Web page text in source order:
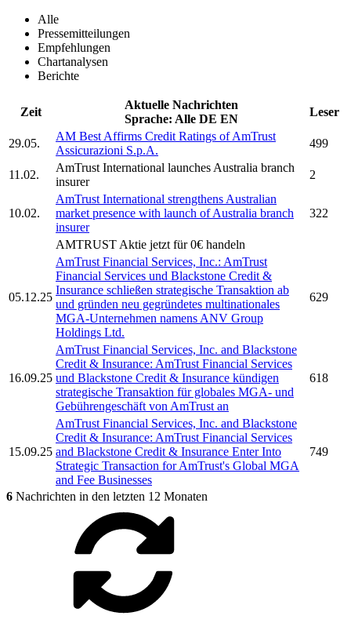
Alle
Pressemitteilungen
Empfehlungen
Chartanalysen
Berichte
Zeit
Aktuelle Nachrichten
Sprache: Alle DE EN
Leser
29.05.
AM Best Affirms Credit Ratings ofAmTrust
Assicurazioni S.p.A.
499
11.02.
AmTrust International launches Australia branch
insurer
2
10.02.
AmTrust International strengthens Australian
market presence with launch of Australia branch
insurer
322
AMTRUST Aktie jetzt für 0€ handeln
05.12.25
AmTrust Financial Services, Inc.: AmTrust
Financial Services und Blackstone Credit &
Insurance schließen strategische Transaktion ab
und gründen neu gegründetes multinationales
MGA-Unternehmen namens ANV Group
Holdings Ltd.
629
16.09.25
AmTrust Financial Services, Inc. and Blackstone
Credit & Insurance: AmTrust Financial Services
und Blackstone Credit & Insurance kündigen
strategische Transaktion für globales MGA- und
Gebührengeschäft von AmTrust an
618
15.09.25
AmTrust Financial Services, Inc. and Blackstone
Credit & Insurance: AmTrust Financial Services
and Blackstone Credit & Insurance Enter Into
Strategic Transaction forAmTrust's Global MGA
and Fee Businesses
749
6 Nachrichten in den letzten 12 Monaten